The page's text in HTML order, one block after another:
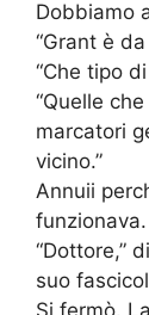
Dobbiamo
“Grant è
“Che tipo
“Quelle
marcatori
vicino.”
Annuii
“Dottore,”
suo